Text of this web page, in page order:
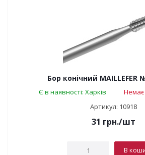
Бор конічний MAILLEFER
Є в наявності: Харків
Немає
Артикул: 10918
31 грн./шт
В